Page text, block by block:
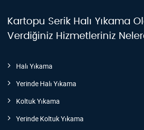
Kartopu Serik Halı Yıkama
Verdiğiniz Hizmetleriniz
Halı Yıkama
Yerinde Halı Yıkama
Koltuk Yıkama
Yerinde Koltuk Yıkama